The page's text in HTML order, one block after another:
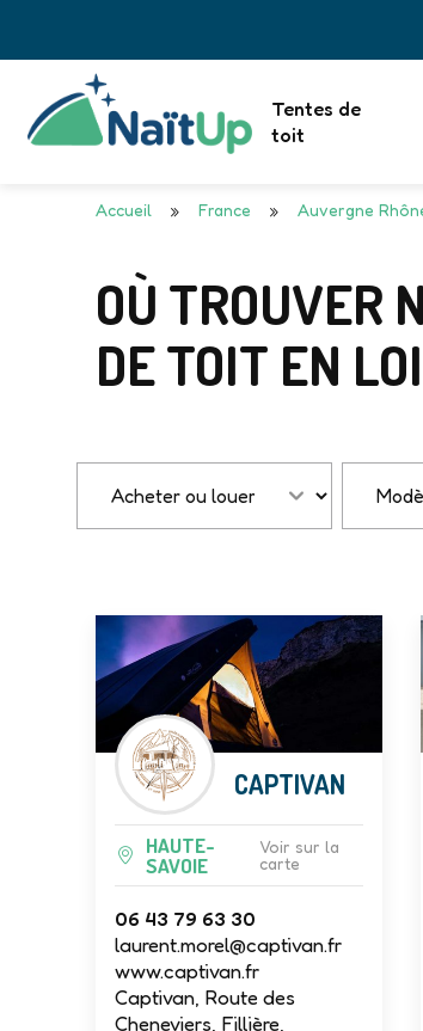
Tentes de
toit
Accueil » France » Auvergne
OÙ TROUVER
DE TOIT EN
CAPTIVAN
HAUTE-
SAVOIE
Voir sur la
carte
06 43 79 63 30
laurent.morel@captivan.fr
www.captivan.fr
Captivan, Route des
Cheneviers, Fillière,